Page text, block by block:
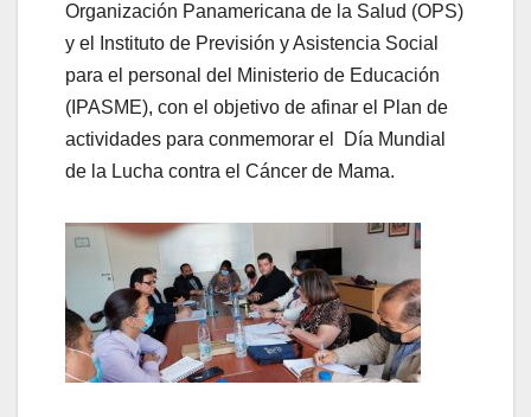
Organización Panamericana de la Salud (OPS)
y el Instituto de Previsión y Asistencia Social
para el personal del Ministerio de Educación
(IPASME), con el objetivo de afinar el Plan de
actividades para conmemorar el Día Mundial
de la Lucha contra el Cáncer de Mama.